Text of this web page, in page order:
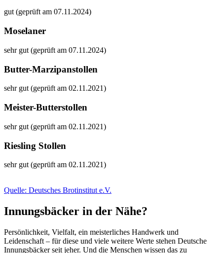
gut (geprüft am 07.11.2024)
Moselaner
sehr gut (geprüft am 07.11.2024)
Butter-Marzipanstollen
sehr gut (geprüft am 02.11.2021)
Meister-Butterstollen
sehr gut (geprüft am 02.11.2021)
Riesling Stollen
sehr gut (geprüft am 02.11.2021)
Quelle: Deutsches Brotinstitut e.V.
Innungsbäcker in der Nähe?
Persönlichkeit, Vielfalt, ein meisterliches Handwerk und
Leidenschaft – für diese und viele weitere Werte stehen Deutsche
Innungsbäcker seit jeher. Und die Menschen wissen das zu